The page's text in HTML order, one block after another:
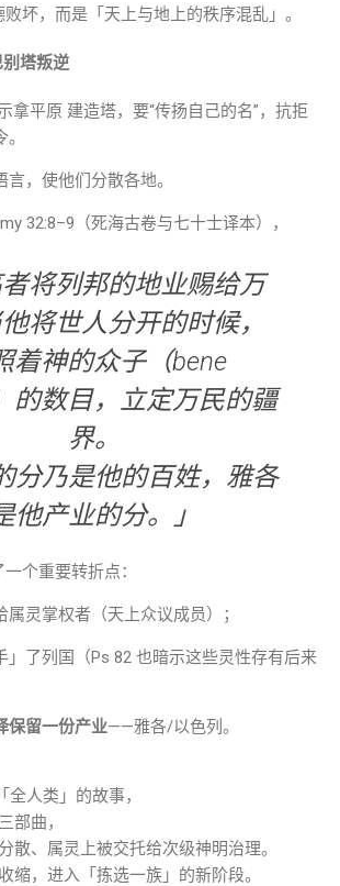
坏，而是「天上与地上的秩序混乱」。
塔叛逆
拿平原 建造塔，要“传扬自己的名”，抗拒
，使他们分散各地。
32:8–9（死海古卷与七十士译本），
者将列邦的地业赐给万
将世人分开的时候，
着神的众子（bene
的数目，立定万民的疆
界。
分乃是他的百姓，雅各
他产业的分。」
个重要转折点：
属灵掌权者（天上众议成员）；
」了列国（Ps 82 也暗示这些灵性存有后来
保留一份产业——雅各/以色列。
人类」的故事，
部曲，
散、属灵上被交托给次级神明治理。
缩，进入「拣选一族」的新阶段。